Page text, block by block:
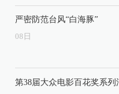
严密防范台风“白海豚”
08 日
第38届大众电影百花奖系列